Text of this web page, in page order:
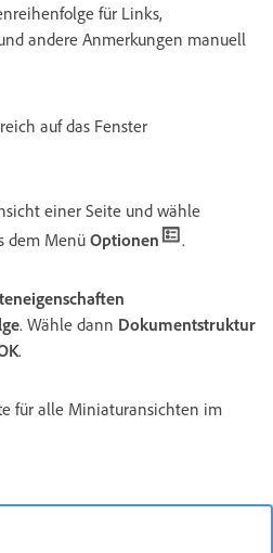
für Links,
andere Anmerkungen manuell
auf das Fenster
einer Seite und wähle
dem Menü Optionen .
. Wähle dann Dokumentstruktur
.
für alle Miniaturansichten im